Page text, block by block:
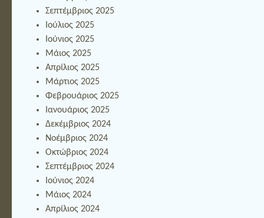
Σεπτέμβριος 2025
Ιούλιος 2025
Ιούνιος 2025
Μάιος 2025
Απρίλιος 2025
Μάρτιος 2025
Φεβρουάριος 2025
Ιανουάριος 2025
Δεκέμβριος 2024
Νοέμβριος 2024
Οκτώβριος 2024
Σεπτέμβριος 2024
Ιούνιος 2024
Μάιος 2024
Απρίλιος 2024